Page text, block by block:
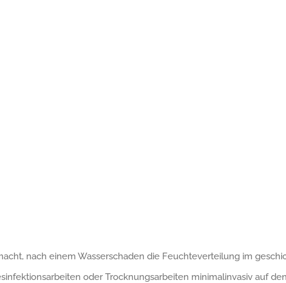
nach einem Wasserschaden die Feuchteverteilung im
oder Trocknungsarbeiten minimalinvasiv auf